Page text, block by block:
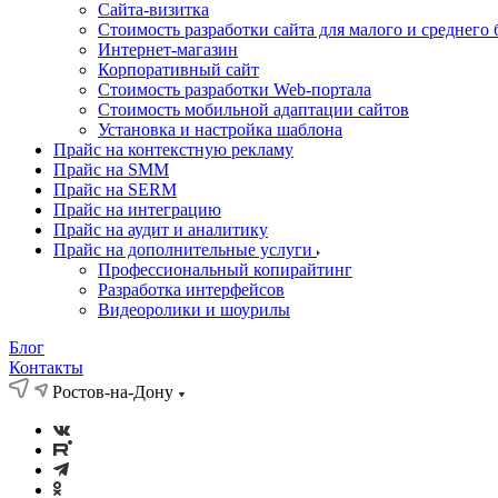
Cайта-визитка
Стоимость разработки сайта для малого и среднего
Интернет-магазин
Корпоративный сайт
Стоимость разработки Web-портала
Стоимость мобильной адаптации сайтов
Установка и настройка шаблона
Прайс на контекстную рекламу
Прайс на SMM
Прайс на SERM
Прайс на интеграцию
Прайс на аудит и аналитику
Прайс на дополнительные услуги
Профессиональный копирайтинг
Разработка интерфейсов
Видеоролики и шоурилы
Блог
Контакты
Ростов-на-Дону